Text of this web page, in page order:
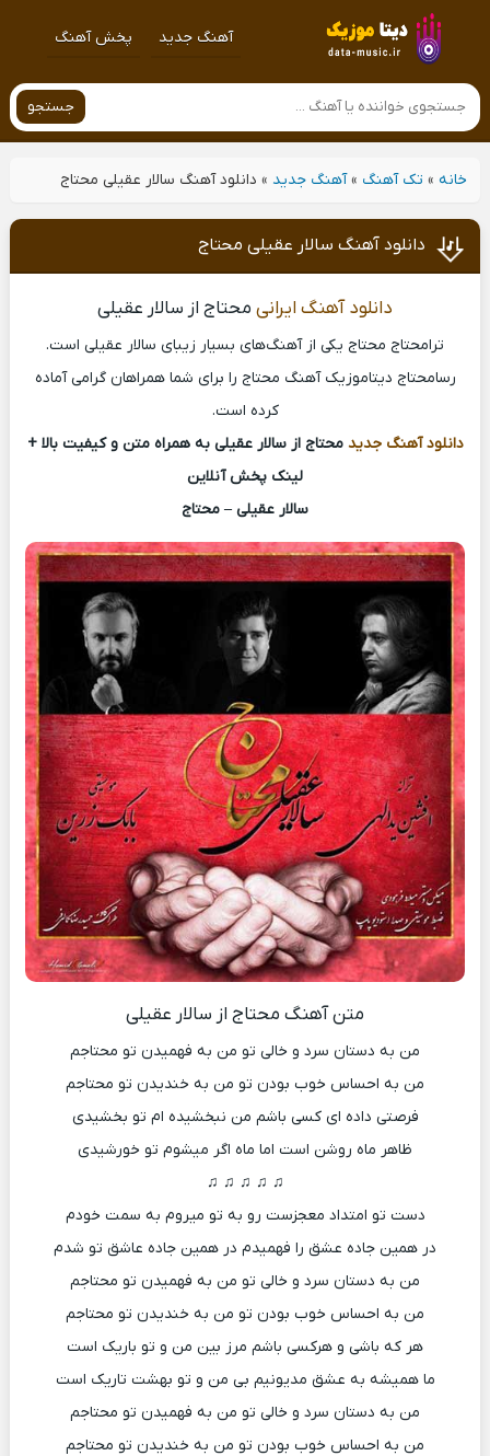
آهنگ جدید پخش آهنگ
جستجو
خانه» تک آهنگ »آهنگ جدید » دانلود آهنگ سالار عقیلی محتاج
دانلود آهنگ سالار عقیلی محتاج
دانلود آهنگ ایرانی محتاج از سالار عقیلی
ترامحتاج محتاج یکی از آهنگ‌های بسیار زیبای سالار عقیلی است.
رسامحتاج دیتاموزیک آهنگ محتاج را برای شما همراهان گرامی آماده
کرده است.
دانلود آهنگ جدید محتاج از سالار عقیلی به همراه متن و کیفیت بالا +
لینک پخش آنلاین
سالار عقیلی – محتاج
متن آهنگ محتاج از سالار عقیلی
من به دستان سرد و خالی تو من به فهمیدن تو محتاجم
من به احساس خوب بودن تو من به خندیدن تو محتاجم
فرصتی داده ای کسی باشم من نبخشیده ام تو بخشیدی
ظاهر ماه روشن است اما ماه اگر میشوم تو خورشیدی
♫ ♫ ♫ ♫ ♫
دست تو امتداد معجزست رو به تو میروم به سمت خودم
در همین جاده عشق را فهمیدم در همین جاده عاشق تو شدم
من به دستان سرد و خالی تو من به فهمیدن تو محتاجم
من به احساس خوب بودن تو من به خندیدن تو محتاجم
هر که باشی و هرکسی باشم مرز بین من و تو باریک است
ما همیشه به عشق مدیونیم بی من و تو بهشت تاریک است
من به دستان سرد و خالی تو من به فهمیدن تو محتاجم
من به احساس خوب بودن تو من به خندیدن تو محتاجم